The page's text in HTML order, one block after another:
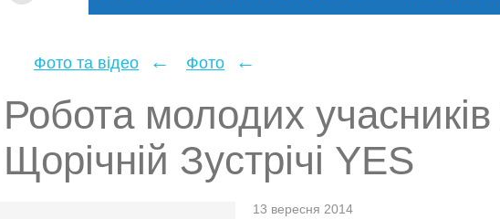
Фото та відео ← Фото ←
Робота молодих учасників
Щорічній Зустрічі YES
13 вересня 2014